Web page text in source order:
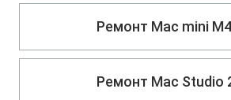
Ремонт Mac mini
Ремонт Mac Studio